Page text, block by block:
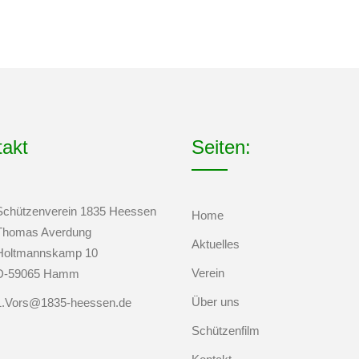
1835 Heessen
Averdung
10
59065 Hamm
heessen.de
Seiten:
Home
Aktuelles
Verein
Über uns
Schützenfilm